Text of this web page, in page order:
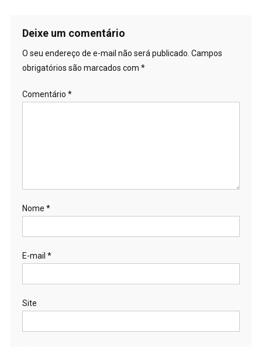
Deixe um comentário
O seu endereço de e-mail não será publicado. Campos
obrigatórios são marcados com *
Comentário *
Nome *
E-mail *
Site